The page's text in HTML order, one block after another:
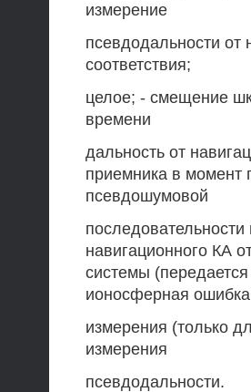
измерение
псевдодальности от
соответствия;
целое; - смещение
времени
дальность от
приемника в момент
псевдошумовой
навигационного КА
системы
ионосферная
измерения (только
измерения
псевдодальности.